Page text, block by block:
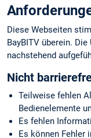
Diese Webseiten
BayBITV überein.
nachstehend
Nicht
Teilweise fehlen
Bedienelemente
Es fehlen
Es können Fehler